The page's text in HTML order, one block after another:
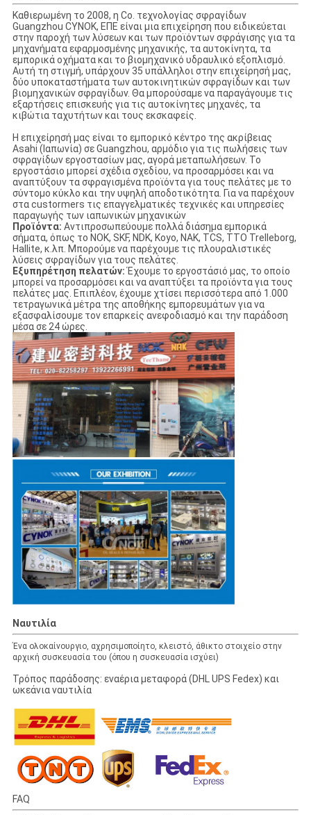
Καθιερωμένη το 2008, η Co. τεχνολογίας σφραγίδων
Guangzhou CYNOK, ΕΠΕ είναι μια επιχείρηση που ειδικεύεται
στην παροχή των λύσεων και των προϊόντων σφράγισης για τα
μηχανήματα εφαρμοσμένης μηχανικής, τα αυτοκίνητα, τα
εμπορικά οχήματα και το βιομηχανικό υδραυλικό εξοπλισμό.
Αυτή τη στιγμή, υπάρχουν 35 υπάλληλοι στην επιχείρησή μας,
δύο υποκαταστήματα των αυτοκινητικών σφραγίδων και των
βιομηχανικών σφραγίδων. Θα μπορούσαμε να παραγάγουμε τις
εξαρτήσεις επισκευής για τις αυτοκίνητες μηχανές, τα
κιβώτια ταχυτήτων και τους εκσκαφείς.
Η επιχείρησή μας είναι το εμπορικό κέντρο της ακρίβειας
Asahi (Ιαπωνία) σε Guangzhou, αρμόδιο για τις πωλήσεις των
σφραγίδων εργοστασίων μας, αγορά μεταπωλήσεων. Το
εργοστάσιο μπορεί σχέδια σχεδίου, να προσαρμόσει και να
αναπτύξουν τα σφραγισμένα προϊόντα για τους πελάτες με το
σύντομο κύκλο και την υψηλή αποδοτικότητα. Για να παρέχουν
στα custormers τις επαγγελματικές τεχνικές και υπηρεσίες
παραγωγής των ιαπωνικών μηχανικών
Προϊόντα: Αντιπροσωπεύουμε πολλά διάσημα εμπορικά
σήματα, όπως το NOK, SKF, NDK, Koyo, NAK, TCS, TTO Trelleborg,
Hallite, κ.λπ. Μπορούμε να παρέχουμε τις πλουραλιστικές
λύσεις σφραγίδων για τους πελάτες.
Εξυπηρέτηση πελατών:Έχουμε το εργοστάσιό μας, το οποίο
μπορεί να προσαρμόσει και να αναπτύξει τα προϊόντα για τους
πελάτες μας. Επιπλέον, έχουμε χτίσει περισσότερα από 1.000
τετραγωνικά μέτρα της αποθήκης εμπορευμάτων για να
εξασφαλίσουμε τον επαρκείς ανεφοδιασμό και την παράδοση
μέσα σε 24 ώρες.
Ναυτιλία
Ένα ολοκαίνουργιο, αχρησιμοποίητο, κλειστό, άθικτο στοιχείο στην
αρχική συσκευασία του (όπου η συσκευασία ισχύει)
Τρόπος παράδοσης: εναέρια μεταφορά (DHL UPS Fedex) και
ωκεάνια ναυτιλία
FAQ